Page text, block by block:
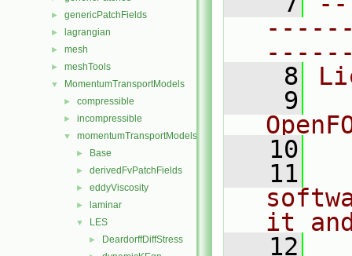
► genericPatchFields
► lagrangian
► mesh
► meshTools
▼ MomentumTransportModels
► compressible
► incompressible
▼ momentumTransportModels
► Base
► derivedFvPatchFields
► eddyViscosity
► laminar
▼ LES
► DeardorffDiffStress
    8
    9
   10
   11
it
   12